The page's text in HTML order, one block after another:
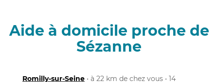
Aide à domicile proche de
Sézanne
Romilly-sur-Seine • à 22 km de chez vous • 14